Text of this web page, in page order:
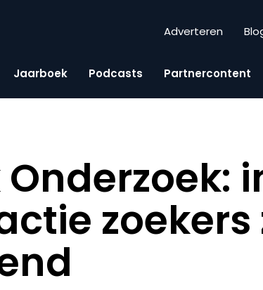
Adverteren
Jaarboek Podcasts Partnercontent
Onderzoek:
zoekers